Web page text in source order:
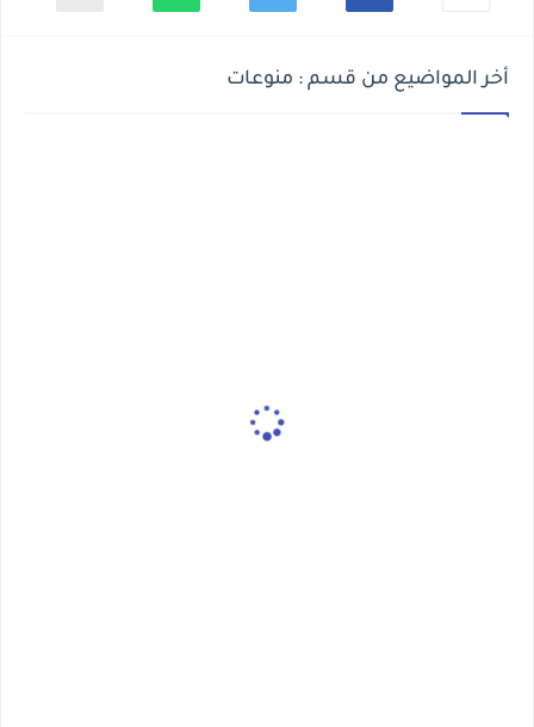
أخر المواضيع من قسم : منوعات